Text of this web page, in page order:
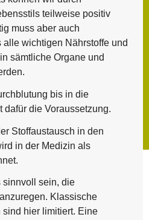
teilweise positiv
muss aber auch
wichtigen Nährstoffe und
sämtliche Organe und
bis in die
die Voraussetzung.
Stoffaustausch in den
in der Medizin als
sinnvoll sein, die
Klassische
hier limitiert. Eine